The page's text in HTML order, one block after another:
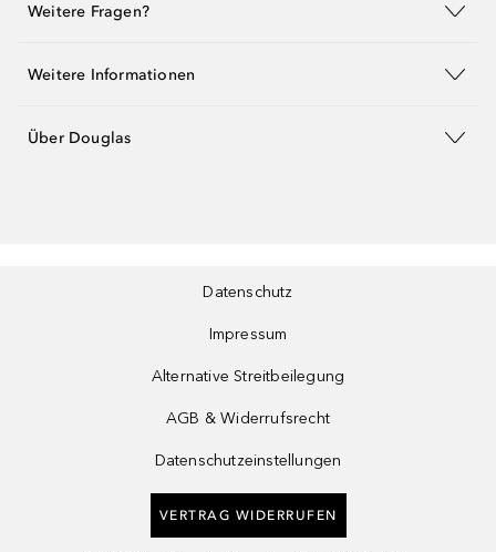
Weitere Fragen?
Weitere Informationen
Über Douglas
Datenschutz
Impressum
Alternative Streitbeilegung
AGB & Widerrufsrecht
Datenschutzeinstellungen
VERTRAG WIDERRUFEN